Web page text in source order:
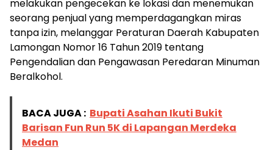
melakukan pengecekan ke lokasi dan menemukan
seorang penjual yang memperdagangkan miras
tanpa izin, melanggar Peraturan Daerah Kabupaten
Lamongan Nomor 16 Tahun 2019 tentang
Pengendalian dan Pengawasan Peredaran Minuman
Beralkohol.
BACA JUGA : Bupati Asahan Ikuti Bukit
Barisan Fun Run 5K di Lapangan Merdeka
Medan